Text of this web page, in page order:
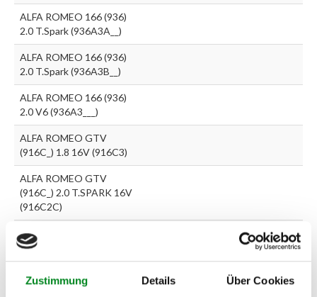
Zustimmung Details Über Cookies
ALFA ROMEO 166 (936)
2.0 T.Spark (936A3A__)
ALFA ROMEO 166 (936)
2.0 T.Spark (936A3B__)
ALFA ROMEO 166 (936)
2.0 V6 (936A3___)
ALFA ROMEO GTV
(916C_) 1.8 16V (916C3)
ALFA ROMEO GTV
(916C_) 2.0 T.SPARK 16V
(916C2C)
ALFA ROMEO SPIDER
(916S_) 2.0 T.SPARK 16V
(916S2B)
ALFA ROMEO SPIDER